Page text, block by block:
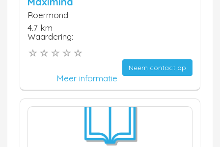
Roermond
4.7 km
Waardering:
Neem contact op
Meer informatie